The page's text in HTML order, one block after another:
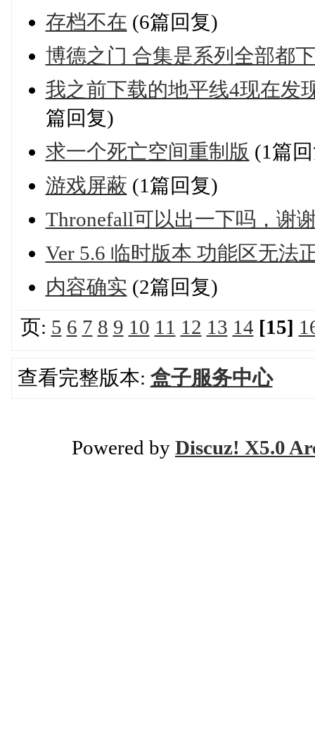
存档不在 (6篇回复)
博德之门 合集是系列全部都
我之前下载的地平线4现在发
篇回复)
求一个死亡空间重制版 (1篇
游戏屏蔽 (1篇回复)
Thronefall可以出一下吗，谢
Ver 5.6 临时版本 功能区无法
内容确实 (2篇回复)
页: 5 6 7 8 9 10 11 12 13 14 [15]
查看完整版本: 盒子服务中心
Powered by Discuz! X5.0